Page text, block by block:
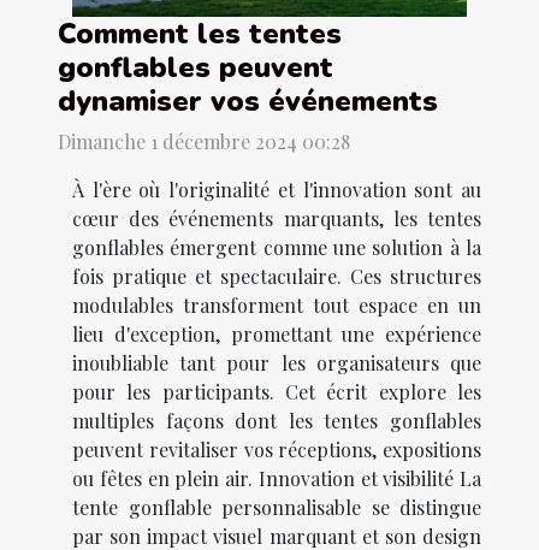
Comment les tentes
gonflables peuvent
dynamiser vos événements
Dimanche 1 décembre 2024 00:28
À l'ère où l'originalité et l'innovation sont au
cœur des événements marquants, les tentes
gonflables émergent comme une solution à la
fois pratique et spectaculaire. Ces structures
modulables transforment tout espace en un
lieu d'exception, promettant une expérience
inoubliable tant pour les organisateurs que
pour les participants. Cet écrit explore les
multiples façons dont les tentes gonflables
peuvent revitaliser vos réceptions, expositions
ou fêtes en plein air. Innovation et visibilité La
tente gonflable personnalisable se distingue
par son impact visuel marquant et son design